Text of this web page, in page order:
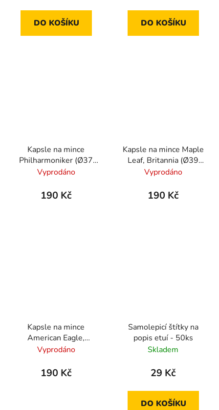
DO KOŠÍKU DO KOŠÍKU
Kapsle na mince
Philharmoniker (Ø37
mm) 10 ks
Vyprodáno
190 Kč
Kapsle na mince Maple
Leaf, Britannia (Ø39
mm) 10 ks
Vyprodáno
190 Kč
Kapsle na mince
American Eagle,
Kangaroo (Ø41 mm) 10
Vyprodáno
190 Kč
Samolepicí štítky na
popis etuí - 50ks
Skladem
29 Kč
DO KOŠÍKU